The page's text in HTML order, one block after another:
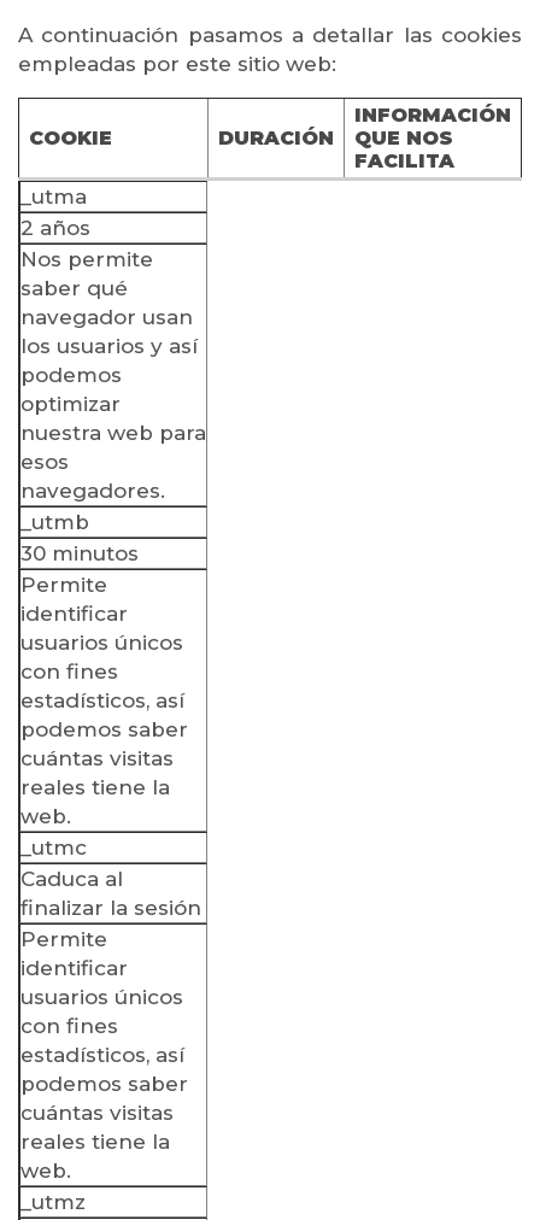
A continuación pasamos a detallar las cookies
empleadas por este sitio web:
COOKIE DURACIÓN
INFORMACIÓN
QUE NOS
FACILITA
_utma
2 años
Nos permite
saber qué
navegador usan
los usuarios y así
podemos
optimizar
nuestra web para
esos
navegadores.
_utmb
30 minutos
Permite
identificar
usuarios únicos
con fines
estadísticos, así
podemos saber
cuántas visitas
reales tiene la
web.
_utmc
Caduca al
finalizar la sesión
Permite
identificar
usuarios únicos
con fines
estadísticos, así
podemos saber
cuántas visitas
reales tiene la
web.
_utmz